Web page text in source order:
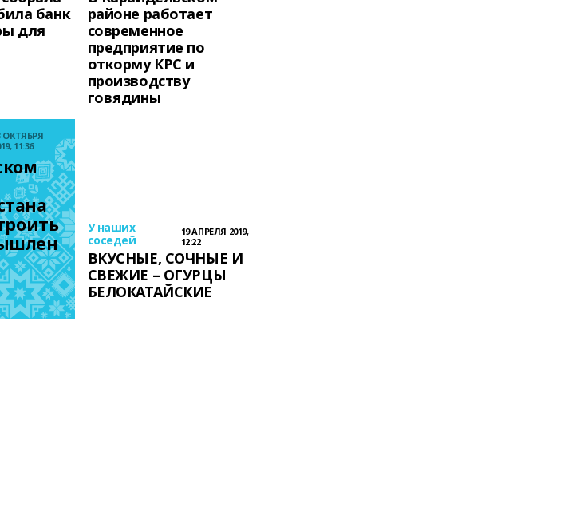
банк
для
районе работает
современное
предприятие по
откорму КРС и
производству
говядины
ОКТЯБРЯ
11:36
У наших
соседей
19 АПРЕЛЯ 2019,
12:22
ВКУСНЫЕ, СОЧНЫЕ И
СВЕЖИЕ – ОГУРЦЫ
БЕЛОКАТАЙСКИЕ